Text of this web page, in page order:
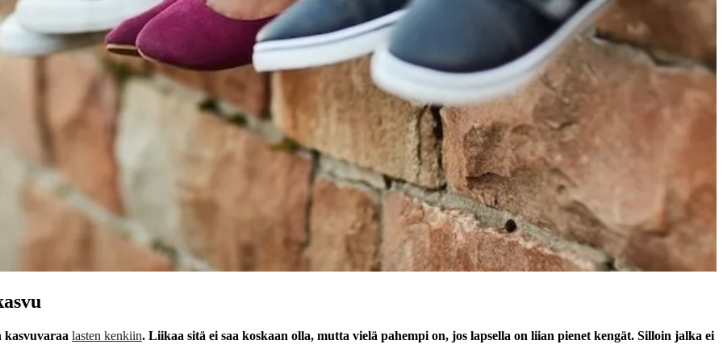
kasvuvaraa lasten kenkiin. Liikaa sitä ei saa koskaan olla, mutta vielä pahempi on, jos lapsella on liian pienet kengät. Silloin jalka ei